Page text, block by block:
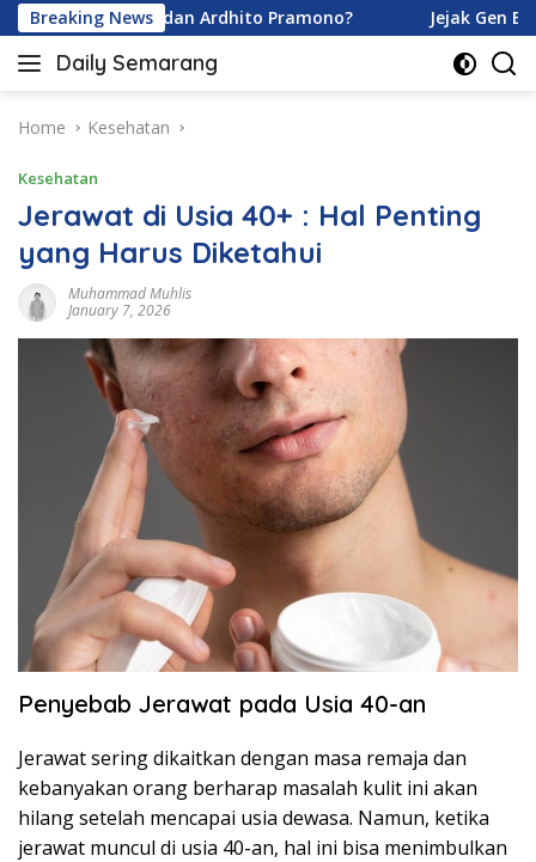
Skip
to
content
Breaking News
Karamoy dan Ardhito Pramono? Jejak Gen Buka
Daily Semarang
"Semarang
Ini:
Terkini
untuk
Anda"
Home Kesehatan
Kesehatan
Jerawat di Usia 40+ : Hal Penting
yang Harus Diketahui
Muhammad Muhlis
January 7, 2026
Penyebab Jerawat pada Usia 40-an
Jerawat sering dikaitkan dengan masa remaja dan
kebanyakan orang berharap masalah kulit ini akan
hilang setelah mencapai usia dewasa. Namun, ketika
jerawat muncul di usia 40-an, hal ini bisa menimbulkan